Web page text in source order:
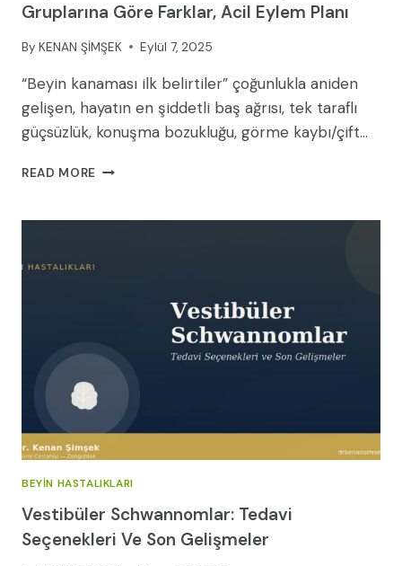
Gruplarına Göre Farklar, Acil Eylem Planı
By KENAN ŞİMŞEK Eylül 7, 2025
“Beyin kanaması ilk belirtiler” çoğunlukla aniden
gelişen, hayatın en şiddetli baş ağrısı, tek taraflı
güçsüzlük, konuşma bozukluğu, görme kaybı/çift…
READ MORE BEYIN
İLK
EYLEM
PLANI
BEYIN HASTALIKLARI
Vestibüler Schwannomlar: Tedavi
Seçenekleri Ve Son Gelişmeler